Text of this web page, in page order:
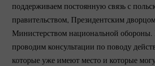
поддерживаем постоянную связь с
правительством, Президентским
Министерством национальной
проводим консультации по поводу
которые уже имеют место и которые